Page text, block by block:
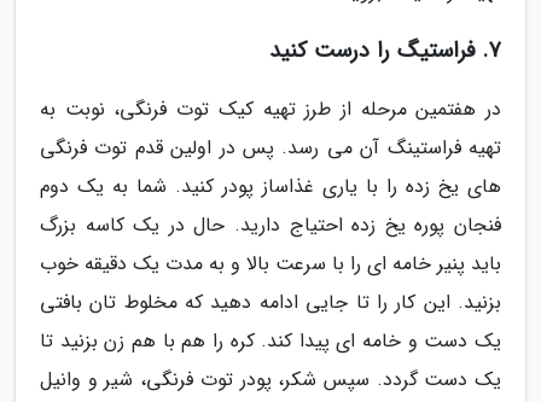
7. فراستیگ را درست کنید
در هفتمین مرحله از طرز تهیه کیک توت فرنگی، نوبت به
تهیه فراستینگ آن می رسد. پس در اولین قدم توت فرنگی
های یخ زده را با یاری غذاساز پودر کنید. شما به یک دوم
فنجان پوره یخ زده احتیاج دارید. حال در یک کاسه بزرگ
باید پنیر خامه ای را با سرعت بالا و به مدت یک دقیقه خوب
بزنید. این کار را تا جایی ادامه دهید که مخلوط تان بافتی
یک دست و خامه ای پیدا کند. کره را هم با هم زن بزنید تا
یک دست گردد. سپس شکر، پودر توت فرنگی، شیر و وانیل